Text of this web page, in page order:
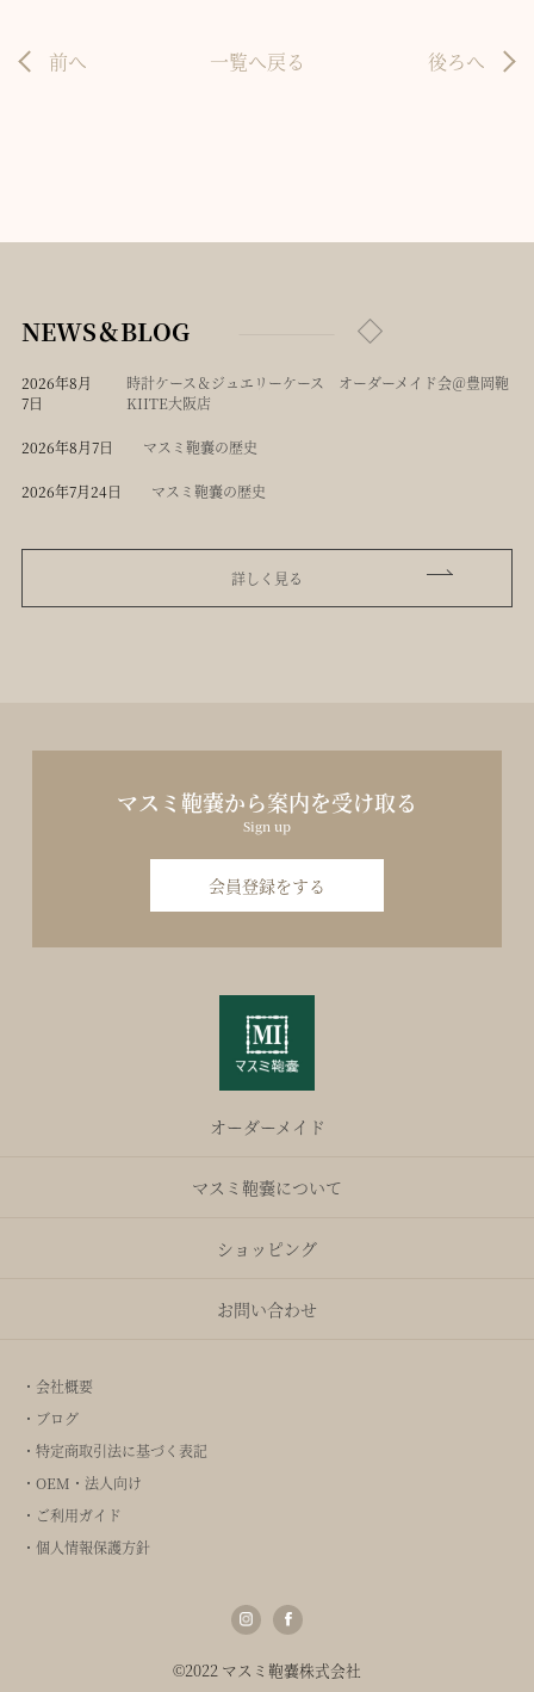
前へ 一覧へ戻る 後ろへ
NEWS＆BLOG
2026年8月
7日
時計ケース＆ジュエリーケース オーダーメイド会＠豊岡鞄
KIITE大阪店
2026年8月7日 マスミ鞄嚢の歴史
2026年7月24日 マスミ鞄嚢の歴史
詳しく見る
マスミ鞄嚢から案内を受け取る
Sign up
会員登録をする
オーダーメイド
マスミ鞄嚢について
ショッピング
お問い合わせ
・会社概要
・ブログ
・特定商取引法に基づく表記
・OEM・法人向け
・ご利用ガイド
・個人情報保護方針
©2022 マスミ鞄嚢株式会社